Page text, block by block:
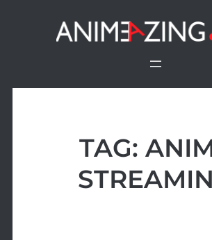
TAG: